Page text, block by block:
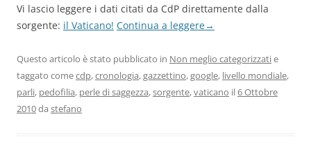
Vi lascio leggere i dati citati da CdP direttamente dalla
sorgente: il Vaticano! Continua a leggere→
Questo articolo è stato pubblicato in Non meglio categorizzatie
taggato comecdp,cronologia,gazzettino,google, livello mondiale,
parli, pedofilia, perle di saggezza,sorgente,vaticano il6 Ottobre
2010da stefano